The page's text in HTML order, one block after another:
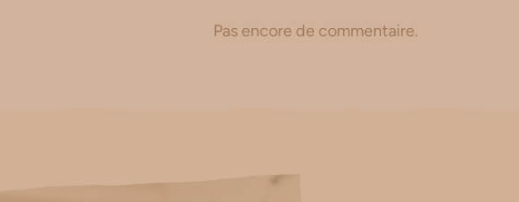
Pas encore de commentaire.